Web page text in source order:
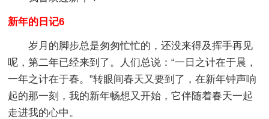
新年的日记6
岁月的脚步总是匆匆忙忙的，还没来得及挥手再见
呢，第二年已经来到了。人们总说：“一日之计在于晨，
一年之计在于春。”转眼间春天又要到了，在新年钟声响
起的那一刻，我的新年畅想又开始，它伴随着春天一起
走进我的心中。